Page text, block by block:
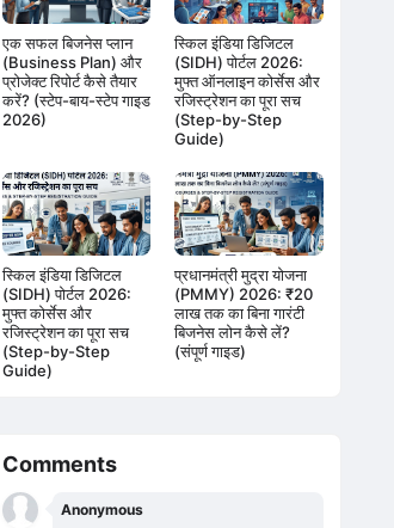
एक सफल बिजनेस प्लान
(Business Plan) और
प्रोजेक्ट रिपोर्ट कैसे तैयार
करें? (स्टेप-बाय-स्टेप गाइड
2026)
स्किल इंडिया डिजिटल
(SIDH) पोर्टल 2026:
मुफ्त ऑनलाइन कोर्सेस और
रजिस्ट्रेशन का पूरा सच
(Step-by-Step
Guide)
स्किल इंडिया डिजिटल
(SIDH) पोर्टल 2026:
मुफ्त कोर्सेस और
रजिस्ट्रेशन का पूरा सच
(Step-by-Step
Guide)
प्रधानमंत्री मुद्रा योजना
(PMMY) 2026: ₹20
लाख तक का बिना गारंटी
बिजनेस लोन कैसे लें?
(संपूर्ण गाइड)
Comments
Anonymous